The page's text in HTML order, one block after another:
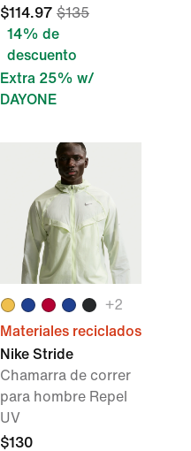
$114.97 $135
14% de
descuento
Extra 25% w/
DAYONE
+2
Materiales reciclados
Nike Stride
Chamarra de correr
para hombre Repel
UV
$130